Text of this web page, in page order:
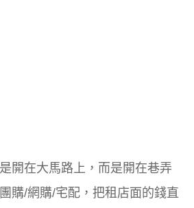
開在大馬路上，而是開在巷弄
購/網購/宅配，把租店面的錢直